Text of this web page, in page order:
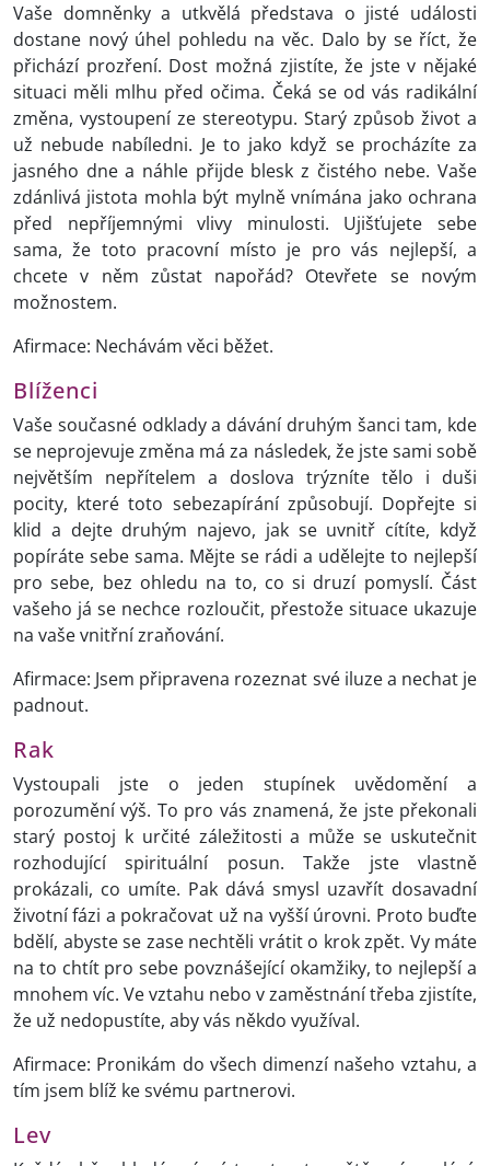
Vaše domněnky a utkvělá představa o jisté události
dostane nový úhel pohledu na věc. Dalo by se říct, že
přichází prozření. Dost možná zjistíte, že jste v nějaké
situaci měli mlhu před očima. Čeká se od vás radikální
změna, vystoupení ze stereotypu. Starý způsob život a
už nebude nabíledni. Je to jako když se procházíte za
jasného dne a náhle přijde blesk z čistého nebe. Vaše
zdánlivá jistota mohla být mylně vnímána jako ochrana
před nepříjemnými vlivy minulosti. Ujišťujete sebe
sama, že toto pracovní místo je pro vás nejlepší, a
chcete v něm zůstat napořád? Otevřete se novým
možnostem.
Afirmace: Nechávám věci běžet.
Blíženci
Vaše současné odklady a dávání druhým šanci tam, kde
se neprojevuje změna má za následek, že jste sami sobě
největším nepřítelem a doslova trýzníte tělo i duši
pocity, které toto sebezapírání způsobují. Dopřejte si
klid a dejte druhým najevo, jak se uvnitř cítíte, když
popíráte sebe sama. Mějte se rádi a udělejte to nejlepší
pro sebe, bez ohledu na to, co si druzí pomyslí. Část
vašeho já se nechce rozloučit, přestože situace ukazuje
na vaše vnitřní zraňování.
Afirmace: Jsem připravena rozeznat své iluze a nechat je
padnout.
Rak
Vystoupali jste o jeden stupínek uvědomění a
porozumění výš. To pro vás znamená, že jste překonali
starý postoj k určité záležitosti a může se uskutečnit
rozhodující spirituální posun. Takže jste vlastně
prokázali, co umíte. Pak dává smysl uzavřít dosavadní
životní fázi a pokračovat už na vyšší úrovni. Proto buďte
bdělí, abyste se zase nechtěli vrátit o krok zpět. Vy máte
na to chtít pro sebe povznášející okamžiky, to nejlepší a
mnohem víc. Ve vztahu nebo v zaměstnání třeba zjistíte,
že už nedopustíte, aby vás někdo využíval.
Afirmace: Pronikám do všech dimenzí našeho vztahu, a
tím jsem blíž ke svému partnerovi.
Lev